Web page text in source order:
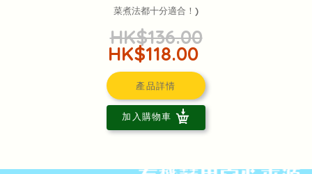
菜煮法都十分適合！)
HK$136.00
HK$118.00
產品詳情
加入購物車